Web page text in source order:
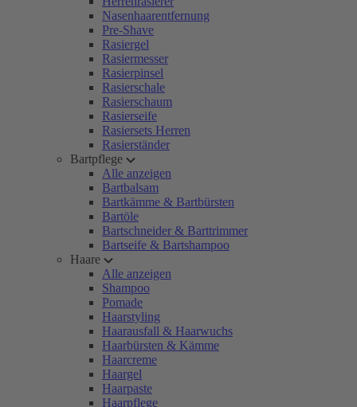
Nasenhaarentfernung
Pre-Shave
Rasiergel
Rasiermesser
Rasierpinsel
Rasierschale
Rasierschaum
Rasierseife
Rasiersets Herren
Rasierständer
Bartpflege
Alle anzeigen
Bartbalsam
Bartkämme & Bartbürsten
Bartöle
Bartschneider & Barttrimmer
Bartseife & Bartshampoo
Haare
Alle anzeigen
Shampoo
Pomade
Haarstyling
Haarausfall & Haarwuchs
Haarbürsten & Kämme
Haarcreme
Haargel
Haarpaste
Haarpflege